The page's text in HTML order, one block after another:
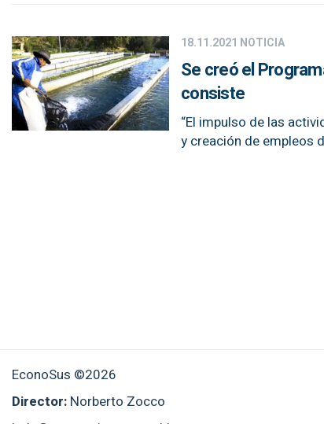
18.11.2021 NOTICIA
Se creó el
consiste
“El impulso de las
y creación de empleos
EconoSus ©2026
Director: Norberto Zocco